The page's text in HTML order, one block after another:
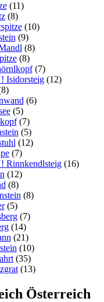
(11)
(8)
(10)
(9)
(8)
(8)
(7)
Isidorsteig(12)
(6)
(5)
(7)
(5)
(12)
(7)
Rinnkendlsteig(16)
(12)
(8)
(8)
(5)
(7)
(14)
(21)
(10)
(35)
(13)
Österreich